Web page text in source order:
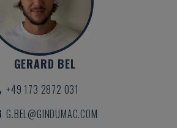
GERARD BEL
+49 173 2872 031
G.BEL@GINDUMAC.COM